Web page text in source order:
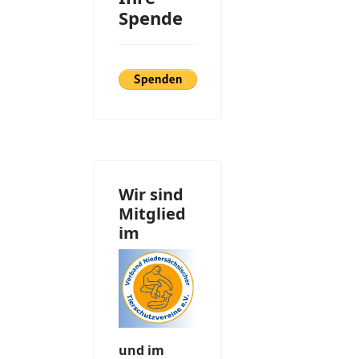
Spende
Wir sind
Mitglied
im
und im